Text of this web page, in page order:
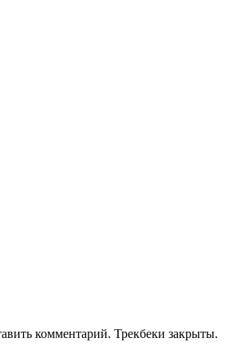
комментарий. Трекбеки закрыты.